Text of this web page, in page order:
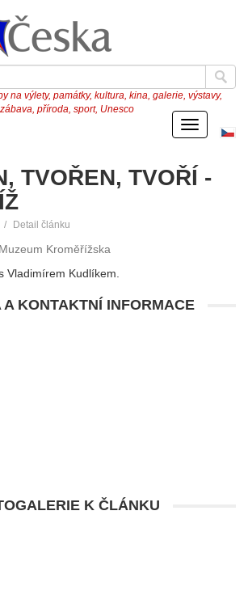
na výlety, památky, kultura, kina, galerie, výstavy,
zábava, příroda, sport, Unesco
Menu
TVOŘEN, TVOŘÍ -
Detail článku
Muzeum Kroměřížska
Vladimírem Kudlíkem.
A KONTAKTNÍ INFORMACE
K ČLÁNKU